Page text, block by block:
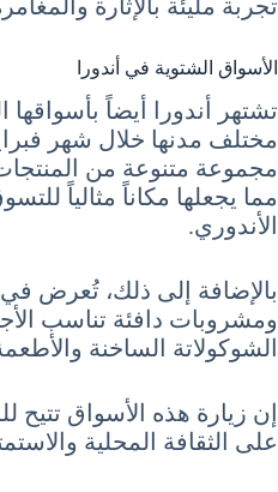
تجربة مليئة بالإثارة
الأسواق الشتوية في أندورا
تشتهر أندورا أيضاً بأسواقها
مختلف مدنها خلال شهر
مجموعة متنوعة من
مما يجعلها مكاناً مثالياً
الأندوري.
بالإضافة إلى ذلك، تُعرض
ومشروبات دافئة تناسب
الشوكولاتة الساخنة
إن زيارة هذه الأسواق تتيح
على الثقافة المحلية